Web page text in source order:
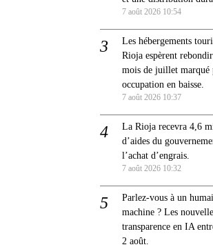
7 août 2026 10:54
Les hébergements
Rioja espèrent
mois de juillet marqué
occupation en baisse.
7 août 2026 10:37
La Rioja recevra 4,6
d’aides du
l’achat d’engrais.
7 août 2026 10:32
Parlez-vous à un
machine ? Les
transparence en IA
2 août.